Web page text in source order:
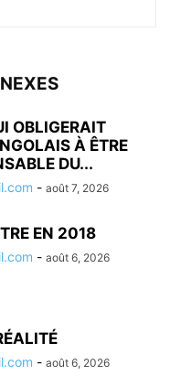
OBLIGERAIT
À ÊTRE
DU...
- août 7, 2026
EN 2018
- août 6, 2026
- août 6, 2026